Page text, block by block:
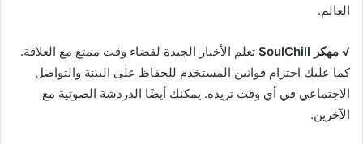
العالم.
√ مهكر SoulChill
تعلم الأخبار الجيدة لقضاء وقت ممتع مع العلاقة.
كما عليك احترام قوانين المستخدم للحفاظ على البيئة والتواصل
الاجتماعي في أي وقت تريده. يمكنك أيضًا الدردشة الصوتية مع
الآخرين.